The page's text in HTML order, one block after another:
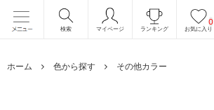
検索 マイページ ランキング
0
お気に入り
ホーム 色から探す その他カラー